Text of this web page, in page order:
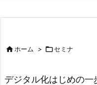
ホーム > セミナ
デジタル化はじめの